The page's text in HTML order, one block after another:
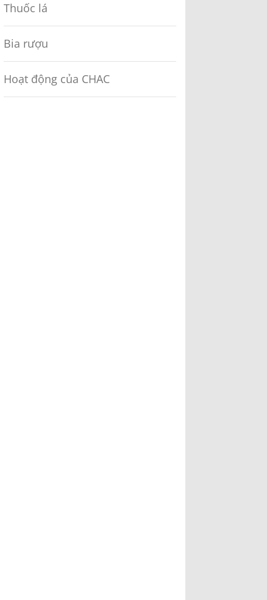
Thuốc lá
Bia rượu
Hoạt động của CHAC